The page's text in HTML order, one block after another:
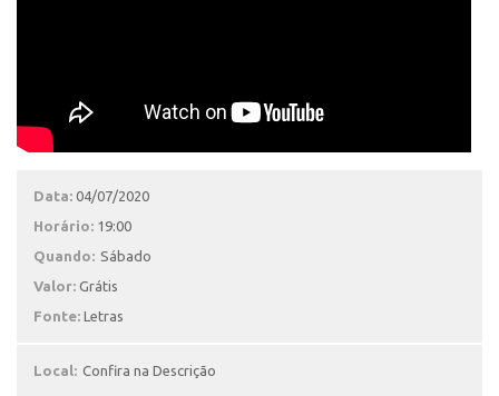
Data: 04/07/2020
Horário: 19:00
Quando: Sábado
Valor: Grátis
Fonte: Letras
Local: Confira na Descrição